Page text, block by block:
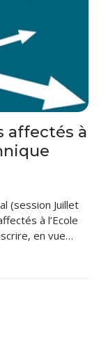
affectés à
(session Juillet
à l’Ecole
en vue…